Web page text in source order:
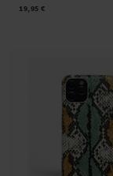
19,95 €